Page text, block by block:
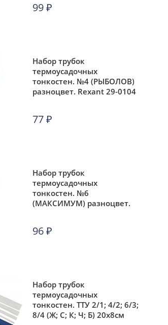
99₽
Набор трубок
термоусадочных
тонкостен. №4 (РЫБОЛОВ)
разноцвет. Rexant 29-0104
77₽
Набор трубок
термоусадочных
тонкостен. №6
(МАКСИМУМ) разноцвет.
96₽
Набор трубок
термоусадочных
тонкостен. ТТУ 2/1; 4/2; 6/3;
8/4 (Ж; С; К; Ч; Б) 20х8см